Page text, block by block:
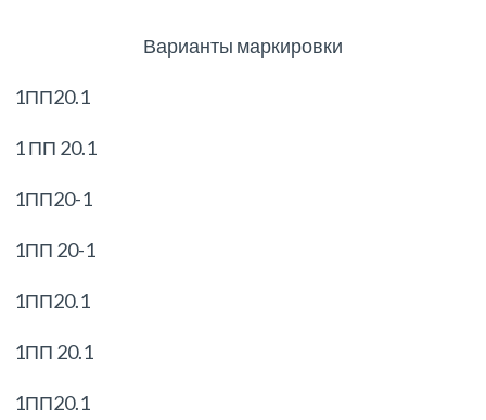
Варианты маркировки
1ПП20.1
1 ПП 20.1
1ПП20-1
1ПП 20-1
1ПП20.1
1ПП 20.1
1ПП20.1